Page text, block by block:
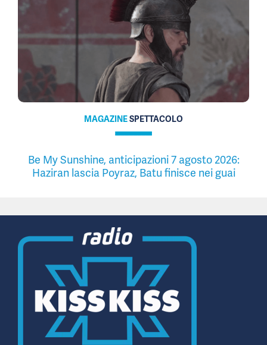
MAGAZINESPETTACOLO
Be My Sunshine, anticipazioni 7 agosto 2026:
Haziran lascia Poyraz, Batu finisce nei guai